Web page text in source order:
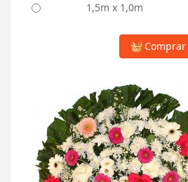
1,5m x 1,0m
Comprar